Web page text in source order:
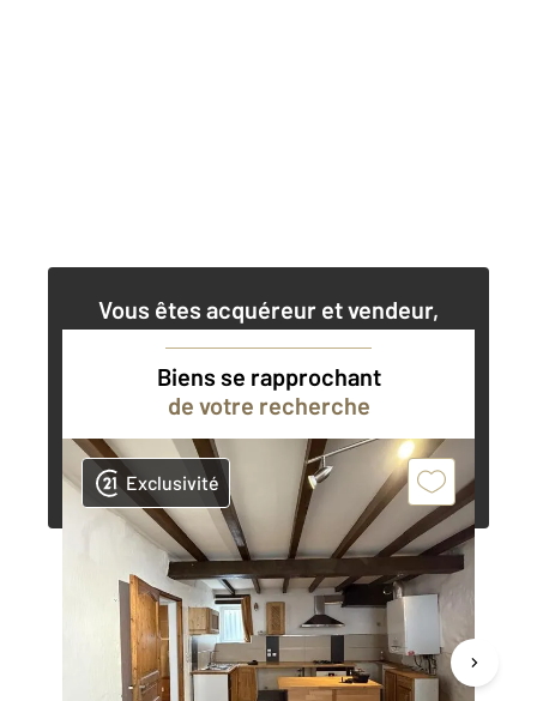
Vous êtes acquéreur et vendeur,
Contacter l'agence
Demander une estimation
Biens se rapprochant
de votre recherche
Exclusivité